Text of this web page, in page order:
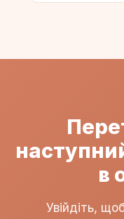
в
Увійдіть,